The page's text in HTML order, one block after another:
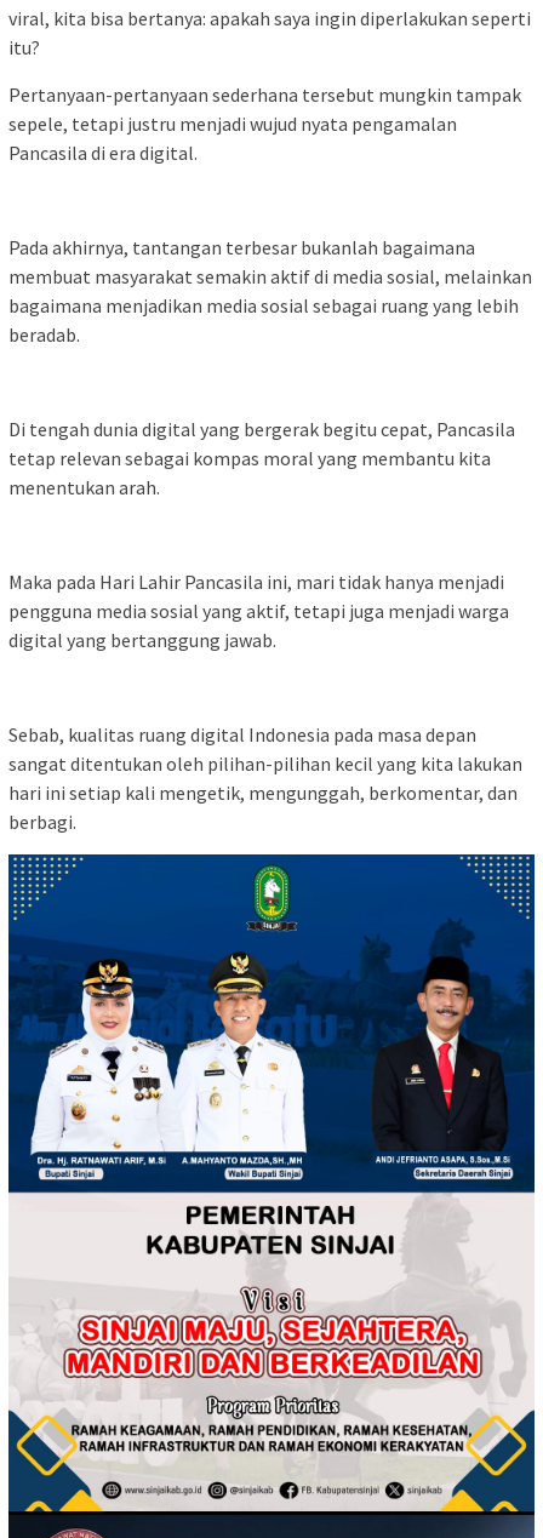
viral, kita bisa bertanya: apakah saya ingin diperlakukan seperti
itu?
Pertanyaan-pertanyaan sederhana tersebut mungkin tampak
sepele, tetapi justru menjadi wujud nyata pengamalan
Pancasila di era digital.
Pada akhirnya, tantangan terbesar bukanlah bagaimana
membuat masyarakat semakin aktif di media sosial, melainkan
bagaimana menjadikan media sosial sebagai ruang yang lebih
beradab.
Di tengah dunia digital yang bergerak begitu cepat, Pancasila
tetap relevan sebagai kompas moral yang membantu kita
menentukan arah.
Maka pada Hari Lahir Pancasila ini, mari tidak hanya menjadi
pengguna media sosial yang aktif, tetapi juga menjadi warga
digital yang bertanggung jawab.
Sebab, kualitas ruang digital Indonesia pada masa depan
sangat ditentukan oleh pilihan-pilihan kecil yang kita lakukan
hari ini setiap kali mengetik, mengunggah, berkomentar, dan
berbagi.